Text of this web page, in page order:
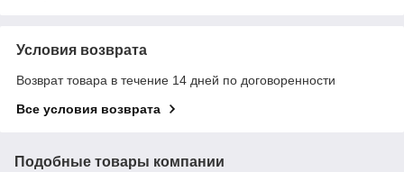
Условия возврата
Возврат товара в течение 14 дней по договоренности
Все условия возврата
Подобные товары компании